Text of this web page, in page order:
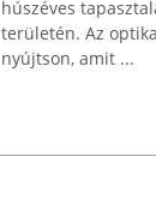
húszéves
területén. Az
nyújtson, amit ...